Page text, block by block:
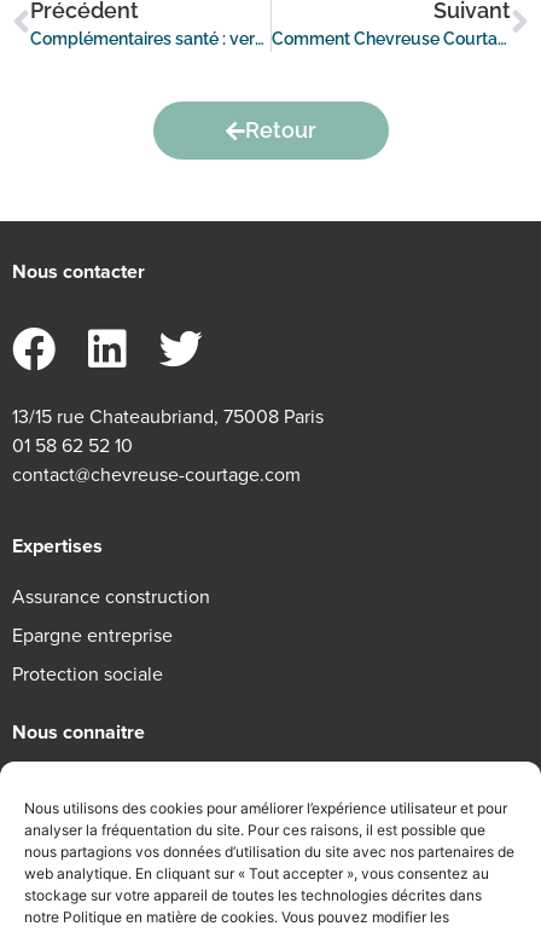
Nous utilisons des cookies pour améliorer l’expérience utilisateur et pour
analyser la fréquentation du site. Pour ces raisons, il est possible que
nous partagions vos données d’utilisation du site avec nos partenaires de
web analytique. En cliquant sur « Tout accepter », vous consentez au
stockage sur votre appareil de toutes les technologies décrites dans
notre Politique en matière de cookies. Vous pouvez modifier les
Précédent
Complémentaires santé : vers une hausse des cotisations ?
Suivant
Comment Chevreuse Courtage accompagne les clients dans la transformation de leur contrat de retraite supplémentaire ?
Retour
Nous contacter
13/15 rue Chateaubriand, 75008 Paris
01 58 62 52 10
contact@chevreuse-courtage.com
Expertises
Assurance construction
Epargne entreprise
Protection sociale
Nous connaitre
Engagements RSE
Recrutement
Informations légales